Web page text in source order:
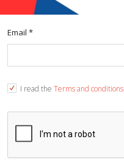
Email *
I read the Terms and conditions